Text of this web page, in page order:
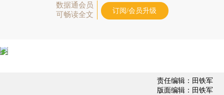
数据通会员
可畅读全文
订阅/会员升级
责任编辑：田铁军
版面编辑：田铁军